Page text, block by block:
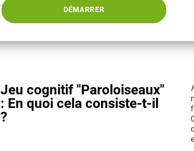
DÉMARRER
Jeu cognitif "Paroloiseaux"
: En quoi cela consiste-t-il
?